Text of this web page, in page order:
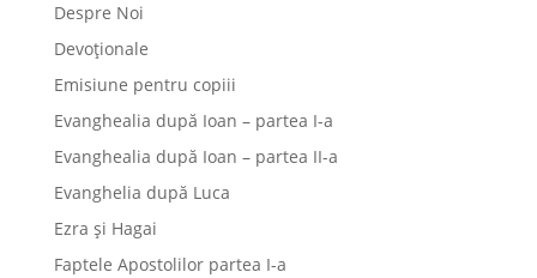
Despre Noi
Devoționale
Emisiune pentru copiii
Evanghealia după Ioan – partea I-a
Evanghealia după Ioan – partea II-a
Evanghelia după Luca
Ezra și Hagai
Faptele Apostolilor partea I-a